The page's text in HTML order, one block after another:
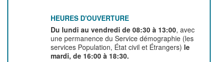
HEURES D'OUVERTURE
Du lundi au vendredi de 08:30 à 13:00, avec
une permanence du Service démographie (les
services Population, État civil et Étrangers) le
mardi, de 16:00 à 18:30.